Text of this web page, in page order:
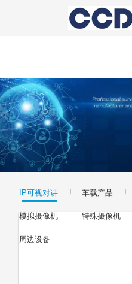
IP可视对讲 | 车载产品 |
模拟摄像机 | 特殊摄像机
周边设备